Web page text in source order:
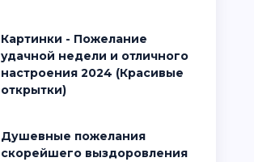
Картинки - Пожелание
удачной недели и отличного
настроения 2024 (Красивые
открытки)
Душевные пожелания
скорейшего выздоровления